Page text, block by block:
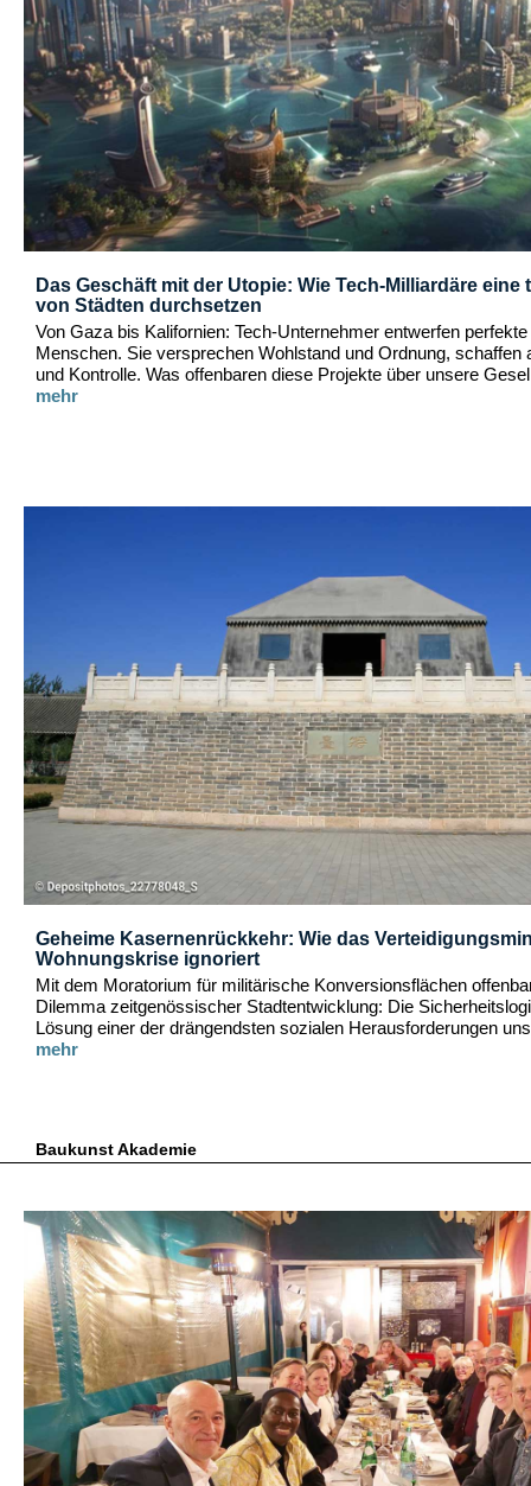
Das Geschäft mit der Utopie: Wie Tech-Milliardäre eine
von Städten durchsetzen
Von Gaza bis Kalifornien: Tech-Unternehmer entwerfen
Menschen. Sie versprechen Wohlstand und Ordnung, schaffen
und Kontrolle. Was offenbaren diese Projekte über unsere
mehr
Geheime Kasernenrückkehr: Wie das
Wohnungskrise ignoriert
Mit dem Moratorium für militärische Konversionsflächen
Dilemma zeitgenössischer Stadtentwicklung: Die
Lösung einer der drängendsten sozialen Herausforderungen
mehr
Baukunst Akademie